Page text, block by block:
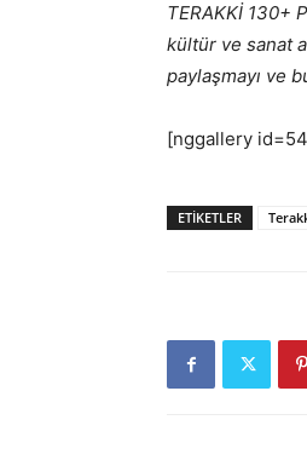
TERAKKİ 130+
kültür ve sanat
paylaşmayı ve
[nggallery
ETIKETLER